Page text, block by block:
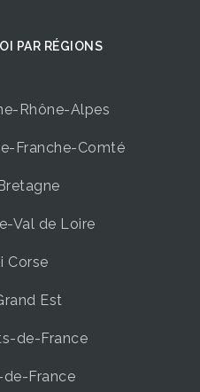
​PAR RÉGIONS
Rhône-Alpes
Franche-Comté
Val de Loire
Corse
Est
de-France
France